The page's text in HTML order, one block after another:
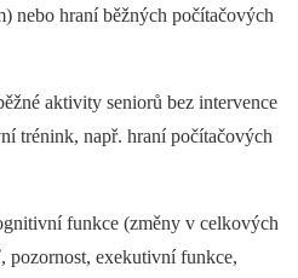
nebo hraní běžných počítačových
aktivity seniorů bez intervence
trénink, např. hraní počítačových
funkce (změny v celkových
exekutivní funkce,